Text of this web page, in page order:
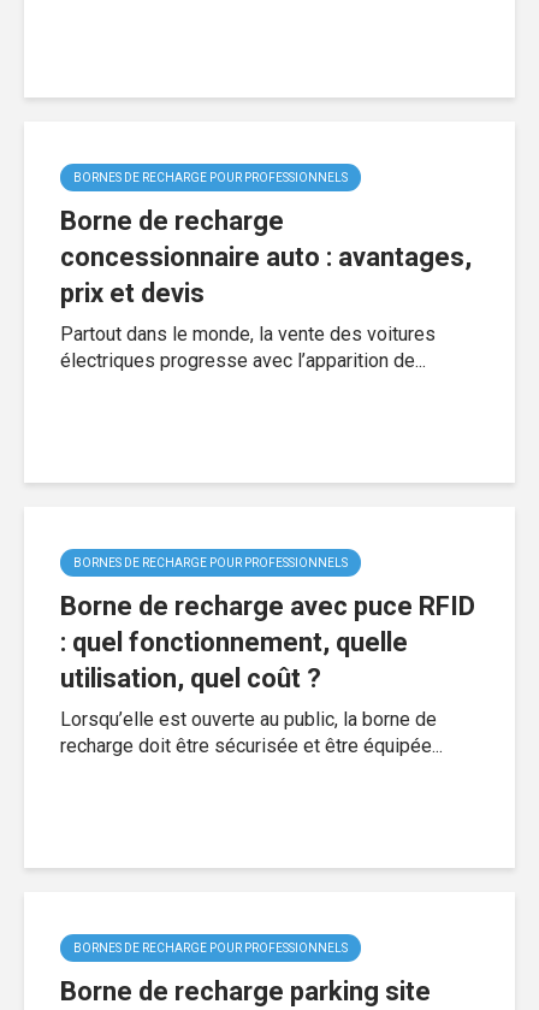
BORNES DE RECHARGE POUR PROFESSIONNELS
Borne de recharge
concessionnaire auto : avantages,
prix et devis
Partout dans le monde, la vente des voitures
électriques progresse avec l’apparition de...
BORNES DE RECHARGE POUR PROFESSIONNELS
Borne de recharge avec puce RFID
: quel fonctionnement, quelle
utilisation, quel coût ?
Lorsqu’elle est ouverte au public, la borne de
recharge doit être sécurisée et être équipée...
BORNES DE RECHARGE POUR PROFESSIONNELS
Borne de recharge parking site